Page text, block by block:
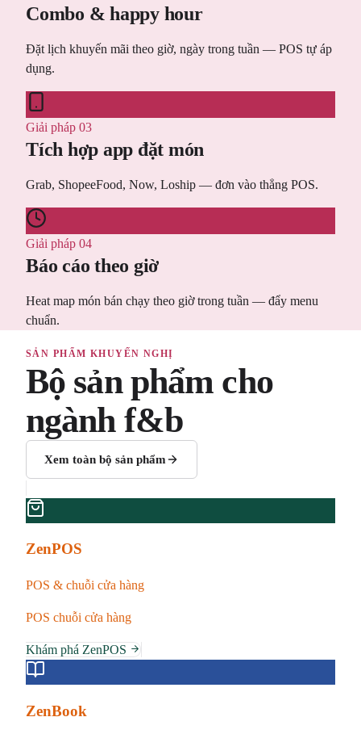
Combo & happy hour
Đặt lịch khuyến mãi theo giờ, ngày trong tuần — POS tự áp
dụng.
Giải pháp 03
Tích hợp app đặt món
Grab, ShopeeFood, Now, Loship — đơn vào thẳng POS.
Giải pháp 04
Báo cáo theo giờ
Heat map món bán chạy theo giờ trong tuần — đẩy menu
chuẩn.
SẢN PHẨM KHUYẾN NGHỊ
Bộ sản phẩm cho
ngành f&b
Xem toàn bộ sản phẩm
ZenPOS
POS & chuỗi cửa hàng
POS chuỗi cửa hàng
Khám phá ZenPOS
ZenBook